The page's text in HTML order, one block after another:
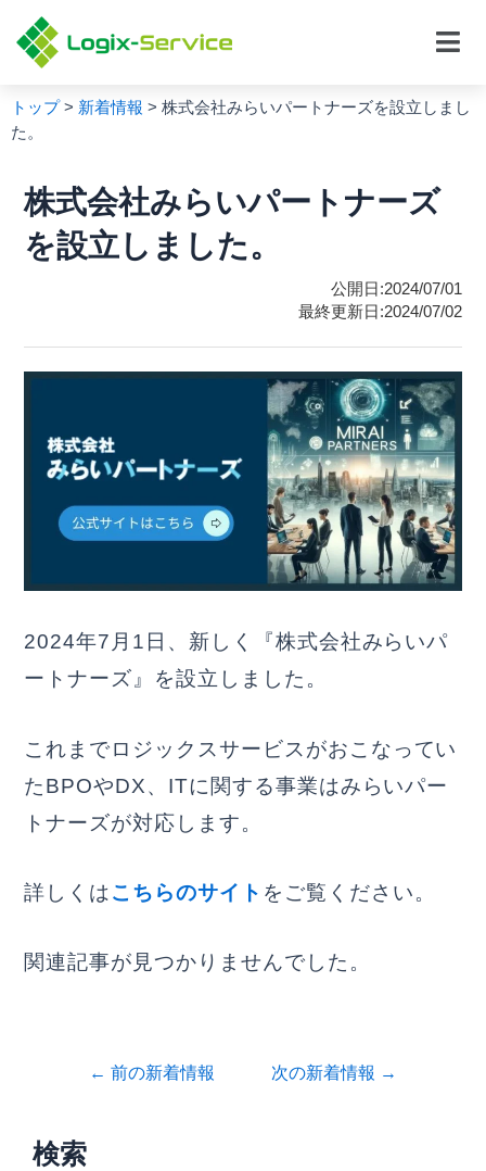
ッ
メ
ニ
ー
トップ> 新着情報 > 株式会社みらいパートナーズを設立しまし
た。
株式会社みらいパートナーズ
を設立しました。
公開日:2024/07/01
最終更新日:2024/07/02
2024年7月1日、新しく『株式会社みらいパ
ートナーズ』を設立しました。
これまでロジックスサービスがおこなってい
たBPOやDX、ITに関する事業はみらいパー
トナーズが対応します。
詳しくはこちらのサイト をご覧ください。
関連記事が見つかりませんでした。
稿
ゲ
ョ
ン
← 前の新着情報 次の新着情報 →
検索